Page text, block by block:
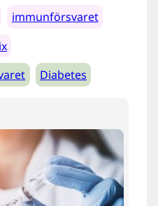
immunförsvaret
Diabetes